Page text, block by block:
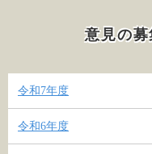
意見の
令和7年度
令和6年度